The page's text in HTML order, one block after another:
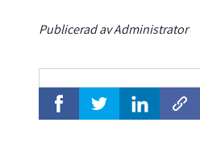
Publicerad av Administrator